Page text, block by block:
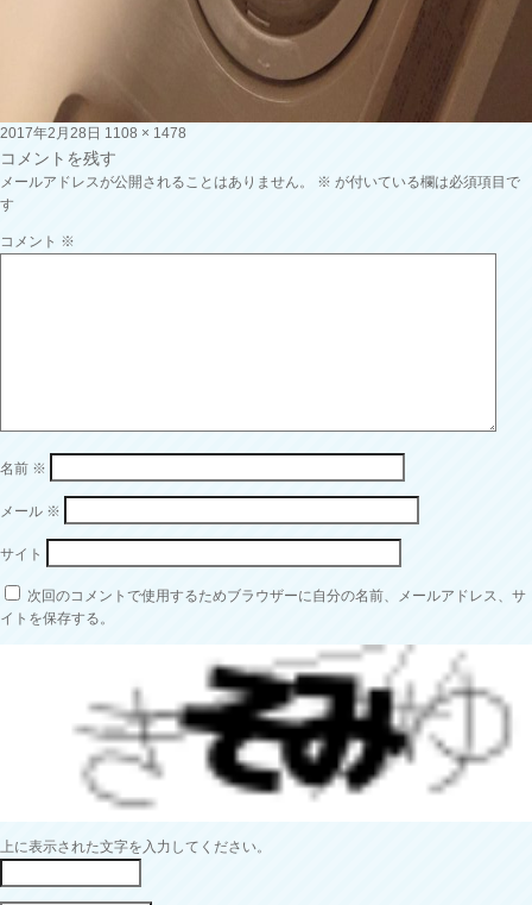
投
稿
日:
2017年2月28日 フ
ル
サ
1108 × 1478
コメントを残す
メールアドレスが公開されることはありません。 ※ が付いている欄は必須項目で
す
コメント ※
名前 ※
メール ※
サイト
次回のコメントで使用するためブラウザーに自分の名前、メールアドレス、サ
イトを保存する。
上に表示された文字を入力してください。